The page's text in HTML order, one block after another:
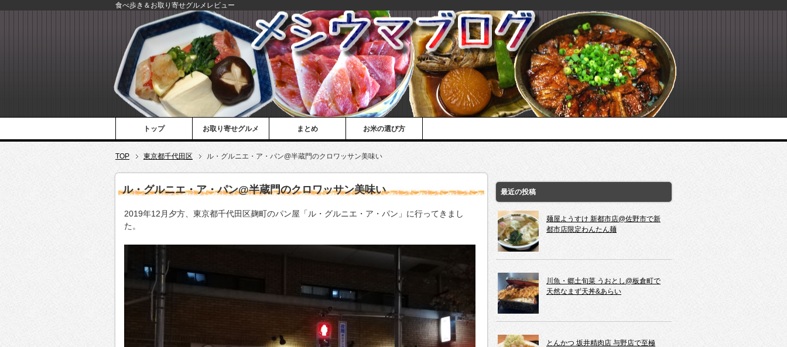
食べ歩き＆お取り寄せグルメレビュー
トップ お取り寄せグルメ まとめ お米の選び方
TOP 東京都千代田区 ル・グルニエ・ア・パン@半蔵門のクロワッサン美味い
ル・グルニエ・ア・パン@半蔵門のクロワッサン美味い
2019年12月夕方、東京都千代田区麹町のパン屋「ル・グルニエ・ア・パン」に行ってきまし
た。
最近の投稿
麺屋ようすけ 新都市店@佐野市で新
都市店限定わんたん麺
川魚・郷土旬菜 うおとし@板倉町で
天然なまず天丼&あらい
とんかつ 坂井精肉店 与野店で至極